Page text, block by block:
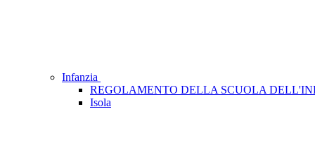
Infanzia
REGOLAMENTO DELLA SCUOLA
Isola